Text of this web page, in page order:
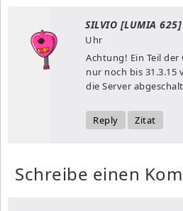
SILVIO [LUMIA 625]
Uhr
Achtung! Ein Teil
nur noch bis 31.3.15
die Server
Reply Zitat
Schreibe einen